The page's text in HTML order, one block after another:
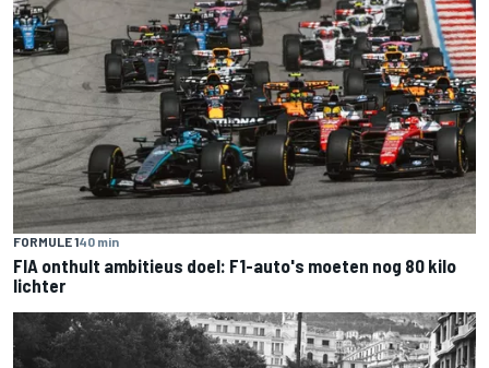
FORMULE 140 min
FIA onthult ambitieus doel: F1-auto's moeten nog 80 kilo
lichter